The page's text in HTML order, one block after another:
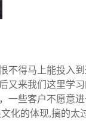
得马上能投入到
又来我们这里学
一些客户不愿意
化的体现,搞的太